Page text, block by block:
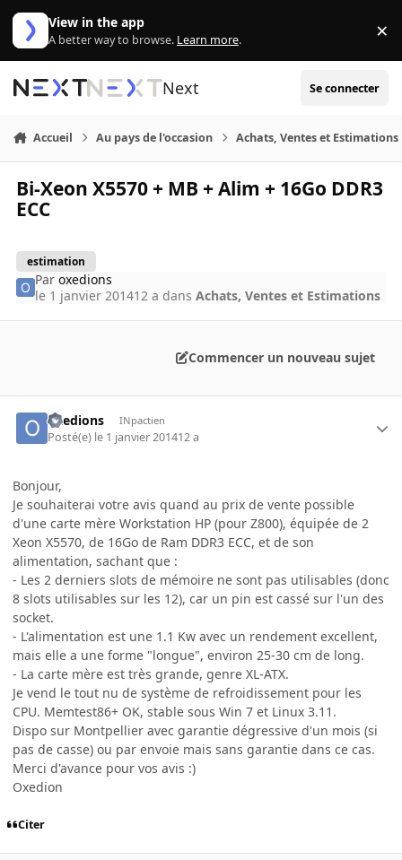
Aller au contenu
View in the app
A better way to browse. Learn more. ×
Next Se connecter
Accueil Au pays de l'occasion Achats, Ventes et Estimations
Bi-Xeon X5570 + MB + Alim + 16Go DDR3
ECC
estimation
Paroxedions
le 1 janvier 201412 a dansAchats, Ventes et Estimations
Commencer un nouveau sujet
oxedions INpactien
Posté(e) le 1 janvier 201412 a
Bonjour,
Je souhaiterai votre avis quand au prix de vente possible
d'une carte mère Workstation HP (pour Z800), équipée de 2
Xeon X5570, de 16Go de Ram DDR3 ECC, et de son
alimentation, sachant que :
- Les 2 derniers slots de mémoire ne sont pas utilisables (donc
8 slots utilisables sur les 12), car un pin est cassé sur l'un des
socket.
- L'alimentation est une 1.1 Kw avec un rendement excellent,
mais elle a une forme "longue", environ 25-30 cm de long.
- La carte mère est très grande, genre XL-ATX.
Je vend le tout nu de système de refroidissement pour les
CPU. Memtest86+ OK, stable sous Win 7 et Linux 3.11.
Dispo sur Montpellier avec garantie dégressive d'un mois (si
pas de casse) ou par envoie mais sans garantie dans ce cas.
Merci d'avance pour vos avis :)
Oxedion
Citer